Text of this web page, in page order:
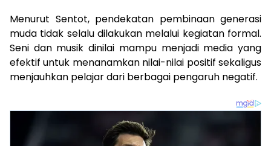
Menurut Sentot, pendekatan pembinaan generasi
muda tidak selalu dilakukan melalui kegiatan formal.
Seni dan musik dinilai mampu menjadi media yang
efektif untuk menanamkan nilai-nilai positif sekaligus
menjauhkan pelajar dari berbagai pengaruh negatif.